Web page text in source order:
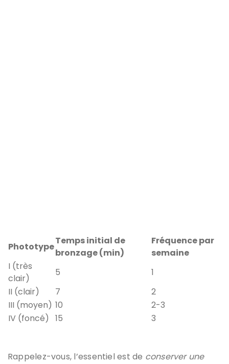
Phototype
Temps initial de
bronzage (min)
Fréquence par
semaine
I (très
clair)
5
1
II (clair)
7
2
III (moyen) 10
2-3
IV (foncé)
15 3
Rappelez-vous, l’essentiel est de conserver une